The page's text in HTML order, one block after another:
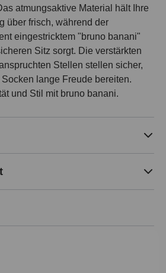
atmungsaktive Material hält Ihre
über frisch, während der
eingestricktem "bruno banani"
Sitz sorgt. Die verstärkten
Stellen stellen sicher,
lange Freude bereiten.
und Stil mit bruno banani.